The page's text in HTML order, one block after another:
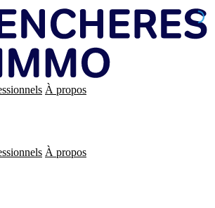
À propos
À propos